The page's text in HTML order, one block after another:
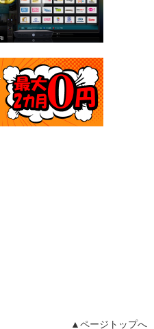
▲ページトップへ